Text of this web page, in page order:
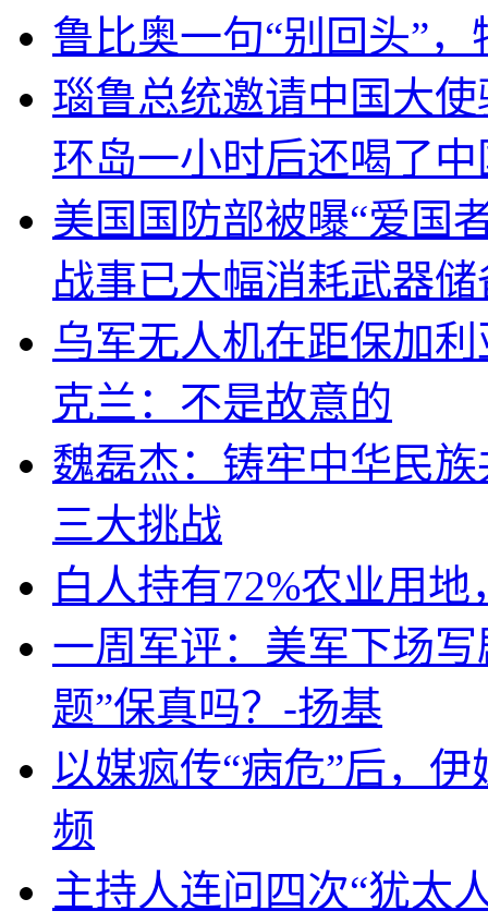
鲁比奥一句“别回头”
瑙鲁总统邀请中国大
环岛一小时后还喝了
美国国防部被曝“爱国
战事已大幅消耗武器储
乌军无人机在距保加
克兰：不是故意的
魏磊杰：铸牢中华民
三大挑战
白人持有72%农业用
一周军评：美军下场
题”保真吗？-扬基
以媒疯传“病危”后，
频
主持人连问四次“犹太